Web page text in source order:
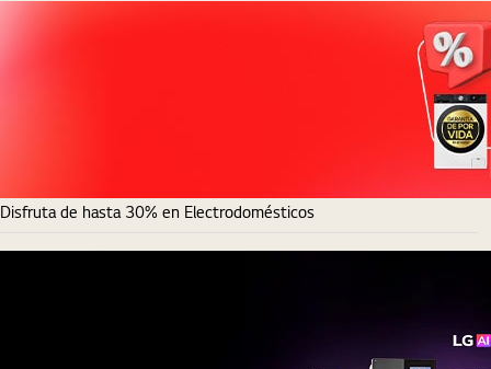
Disfruta de hasta 30% en Electrodomésticos